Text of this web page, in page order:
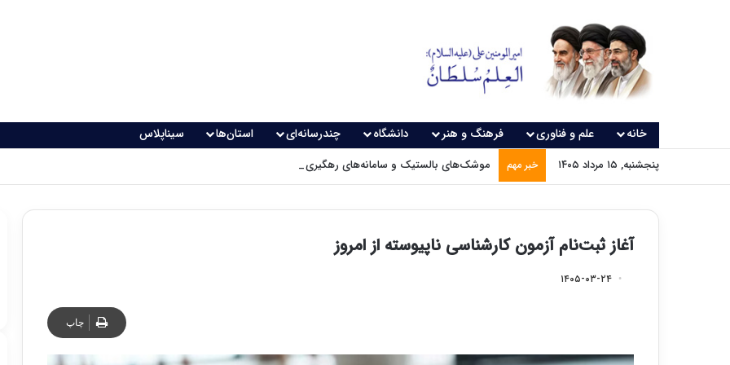
خانه علم و فناوری فرهنگ و هنر دانشگاه چندرسانه‌ای استان‌ها سیناپلاس
پنجشنبه, ۱۵ مرداد ۱۴۰۵ خبر مهم موشک‌های بالستیک و سامانه‌های رهگیری پدافندی چگونه کار می کنند؟
آغاز ثبت‌نام آزمون کارشناسی ناپیوسته از امروز
۱۴۰۵-۰۳-۲۴
چاپ